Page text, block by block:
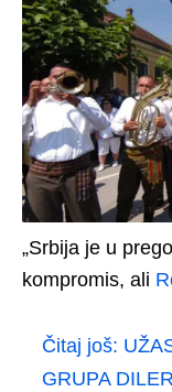
„Srbija je u
kompromis, ali
Čitaj još:
GRUPA